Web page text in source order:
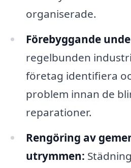
organiserade.
Förebyggande
regelbunden
företag identifiera
problem innan de
reparationer.
Rengöring av
utrymmen: